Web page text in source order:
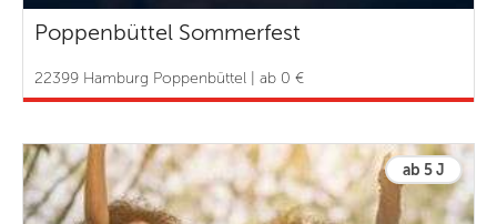
Poppenbüttel Sommerfest
22399 Hamburg Poppenbüttel | ab 0 €
ab 5 J